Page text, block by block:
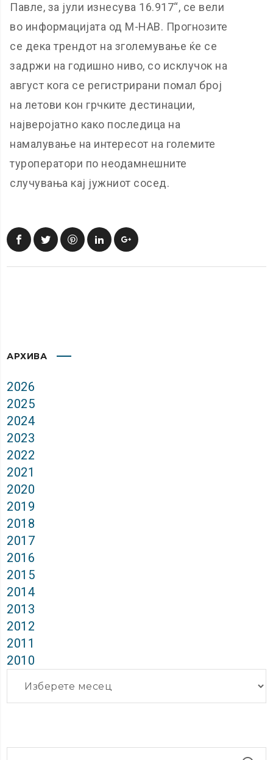
Павле, за јули изнесува 16.917“, се вели
во информацијата од М-НАВ. Прогнозите
се дека трендот на зголемување ќе се
задржи на годишно ниво, со исклучок на
август кога се регистрирани помал број
на летови кон грчките дестинации,
најверојатно како последица на
намалување на интересот на големите
туроператори по неодамнешните
случувања кај јужниот сосед.
АРХИВА
2026
2025
2024
2023
2022
2021
2020
2019
2018
2017
2016
2015
2014
2013
2012
2011
2010